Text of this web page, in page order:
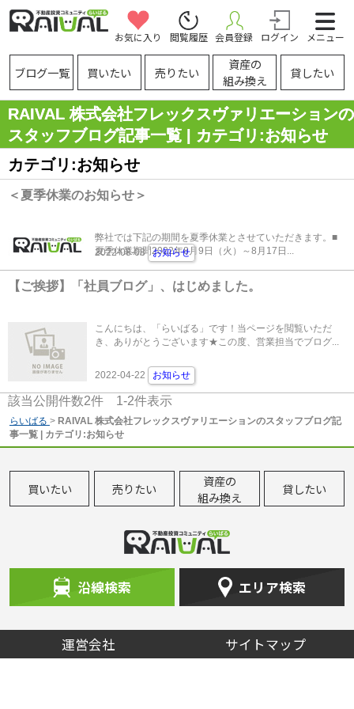
お気に入り 閲覧履歴 会員登録 ログイン メニュー
ブログ一覧 買いたい 売りたい
資産の
組み換え
貸したい
RAIVAL 株式会社フレックスヴァリエーションの
スタッフブログ記事一覧 | カテゴリ:お知らせ
カテゴリ:お知らせ
＜夏季休業のお知らせ＞
弊社では下記の期間を夏季休業とさせていただきます。■
夏季休業期間2022年8月9日（火）～8月17日...
2022-08-08 お知らせ
【ご挨拶】「社員ブログ」、はじめました。
こんにちは、「らいばる」です！当ページを閲覧いただ
き、ありがとうございます★この度、営業担当でブログ...
2022-04-22 お知らせ
該当公開件数2件 1-2件表示
らいばる > RAIVAL 株式会社フレックスヴァリエーションのスタッフブログ記
事一覧 | カテゴリ:お知らせ
買いたい 売りたい
資産の
組み換え
貸したい
沿線検索 エリア検索
運営会社 サイトマップ